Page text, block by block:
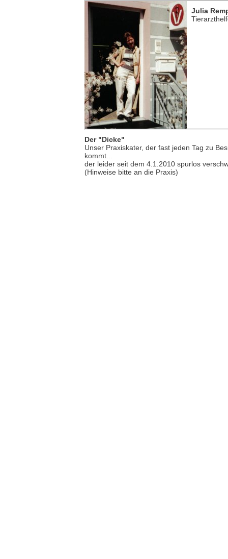
Julia
Der "Dicke"
Unser Praxiskater, der fast jeden Tag zu
kommt...
der leider seit dem 4.1.2010 spurlos
(Hinweise bitte an die Praxis)